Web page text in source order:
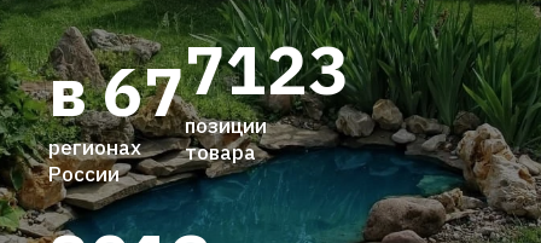
7123
позиции
товара
в 67
регионах
России